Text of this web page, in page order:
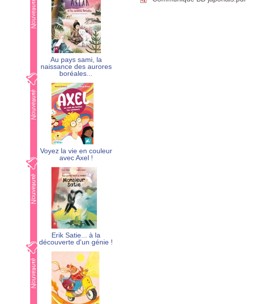
Au pays sami, la
naissance des aurores
boréales...
Voyez la vie en couleur
avec Axel !
Erik Satie... à la
découverte d'un génie !